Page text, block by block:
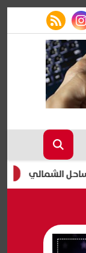
instagram
rss feed
حفل